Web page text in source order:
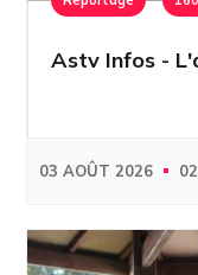
Astv Infos -
03 AOÛT 2026